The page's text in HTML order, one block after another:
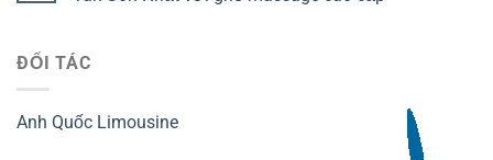
ĐỐI TÁC
Anh Quốc Limousine